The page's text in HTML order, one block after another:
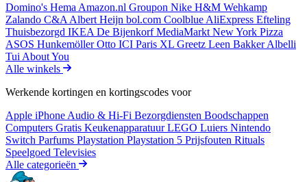
Domino's Hema Amazon.nl Groupon Nike H&M Wehkamp
Zalando C&A Albert Heijn bol.com Coolblue AliExpress Efteling
Thuisbezorgd IKEA De BijenkorfMediaMarkt New York Pizza
ASOS HunkemöllerOtto ICI Paris XL Greetz Leen BakkerAlbelli
Tui About You
Alle winkels
Werkende kortingen en kortingscodes voor
Apple iPhone Audio & Hi-Fi Bezorgdiensten Boodschappen
Computers Gratis KeukenapparatuurLEGO Luiers Nintendo
Switch Parfums Playstation Playstation 5 Prijsfouten Rituals
Speelgoed Televisies
Alle categorieën